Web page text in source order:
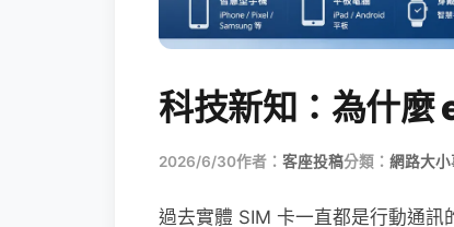
科技新知：為什麼
2026/6/30作者： 客座投稿分類： 網路大小
過去實體 SIM 卡一直都是行動通